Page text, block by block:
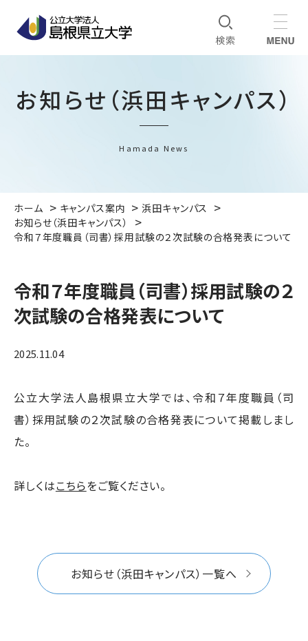
お知らせ（浜田キャンパス）
Hamada News
ホーム キャンパス案内
浜田キャンパス
お知らせ（浜田キャンパス）
令和７年度職員（司書）採用試験の２次試験の合格発表について
令和７年度職員（司書）採用試験の２
次試験の合格発表について
2025.11.04
公立大学法人島根県立大学では、令和７年度職員（司
書）採用試験の２次試験の合格発表について掲載しまし
た。
詳しくはこちらをご覧ください。
お知らせ（浜田キャンパス）一覧へ